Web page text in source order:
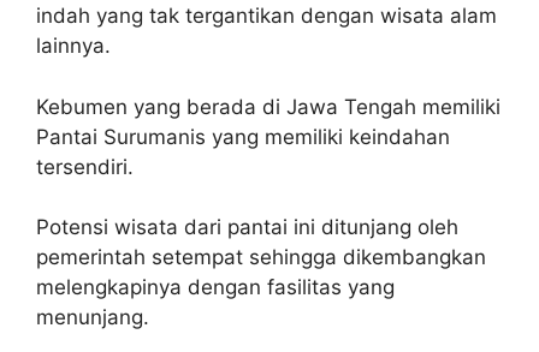
indah yang tak tergantikan dengan wisata alam
lainnya.
Kebumen yang berada di Jawa Tengah memiliki
Pantai Surumanis yang memiliki keindahan
tersendiri.
Potensi wisata dari pantai ini ditunjang oleh
pemerintah setempat sehingga dikembangkan
melengkapinya dengan fasilitas yang
menunjang.